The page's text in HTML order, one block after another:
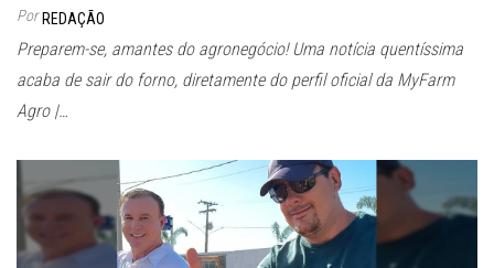
Por REDAÇÃO
Preparem-se, amantes do agronegócio! Uma notícia quentíssima
acaba de sair do forno, diretamente do perfil oficial da MyFarm
Agro |…